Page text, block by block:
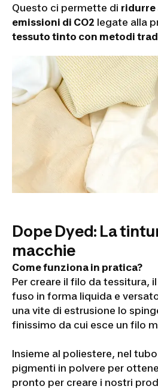
Questo ci permette di ridurre
emissioni di CO2 legate alla
tessuto tinto con metodi
Dope Dyed: La
macchie
Come funziona in pratica?
Per creare il filo da tessitura,
fuso in forma liquida e
una vite di estrusione lo
finissimo da cui esce un filo
Insieme al poliestere, nel
pigmenti in polvere per
pronto per creare i nostri